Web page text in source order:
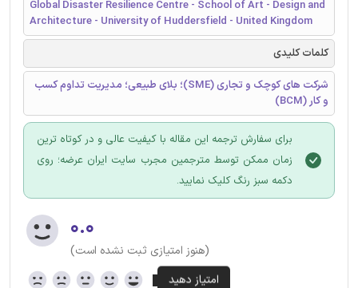
Global Disaster Resilience Centre - School of Art - Design and
Architecture - University of Huddersfield - United Kingdom
کلمات کلیدی
شرکت های کوچک و تجاری (SME)؛ بلای طبیعی؛ مدیریت تداوم کسب
و کار (BCM)
برای سفارش ترجمه این مقاله با کیفیت عالی و در کوتاه ترین
زمان ممکن توسط مترجمین مجرب سایت ایران عرضه؛ روی
دکمه سبز رنگ کلیک نمایید.
۰.۰
(هنوز امتیازی ثبت نشده است)